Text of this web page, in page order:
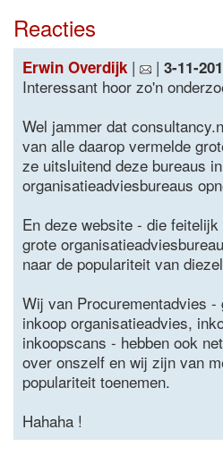
Reacties
Erwin Overdijk | | 3-11-
Interessant hoor zo'n
Wel jammer dat
van alle daarop vermelde
ze uitsluitend deze bureaus
organisatieadviesbureaus
En deze website - die
grote
naar de populariteit van
Wij van Procurementadvies
inkoop organisatieadvies,
inkoopscans - hebben ook
over onszelf en wij zijn van
populariteit toenemen.
Hahaha !